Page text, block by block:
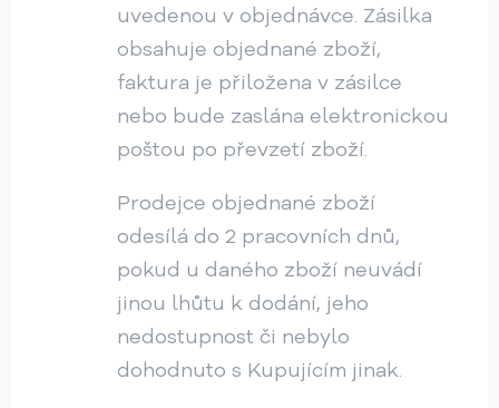
uvedenou v objednávce. Zásilka
obsahuje objednané zboží,
faktura je přiložena v zásilce
nebo bude zaslána elektronickou
poštou po převzetí zboží.
Prodejce objednané zboží
odesílá do 2 pracovních dnů,
pokud u daného zboží neuvádí
jinou lhůtu k dodání, jeho
nedostupnost či nebylo
dohodnuto s Kupujícím jinak.